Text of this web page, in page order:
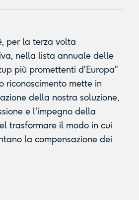
per la terza volta
nella lista annuale delle
più promettenti d'Europa"
riconoscimento mette in
della nostra soluzione,
e l'impegno della
trasformare il modo in cui
la compensazione dei